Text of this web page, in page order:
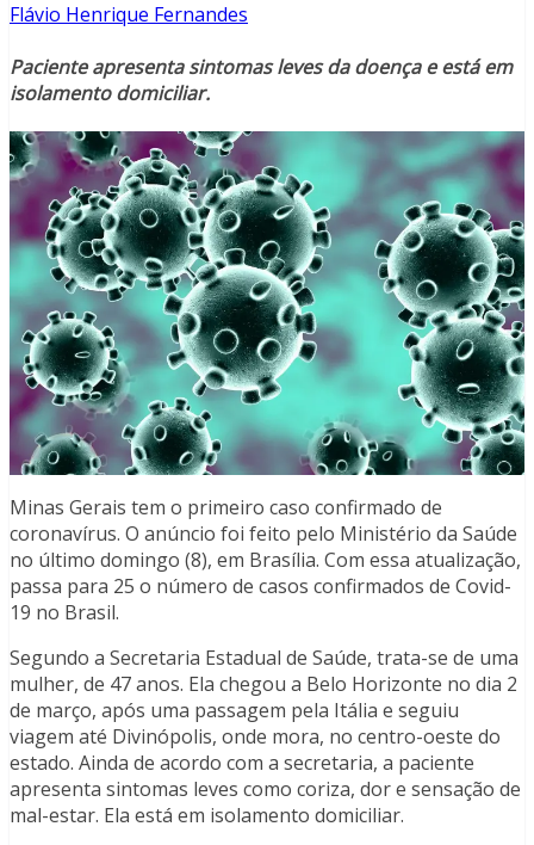
Flávio Henrique Fernandes
Paciente apresenta sintomas leves da doença e está em
isolamento domiciliar.
Minas Gerais tem o primeiro caso confirmado de
coronavírus. O anúncio foi feito pelo Ministério da Saúde
no último domingo (8), em Brasília. Com essa atualização,
passa para 25 o número de casos confirmados de Covid-
19 no Brasil.
Segundo a Secretaria Estadual de Saúde, trata-se de uma
mulher, de 47 anos. Ela chegou a Belo Horizonte no dia 2
de março, após uma passagem pela Itália e seguiu
viagem até Divinópolis, onde mora, no centro-oeste do
estado. Ainda de acordo com a secretaria, a paciente
apresenta sintomas leves como coriza, dor e sensação de
mal-estar. Ela está em isolamento domiciliar.